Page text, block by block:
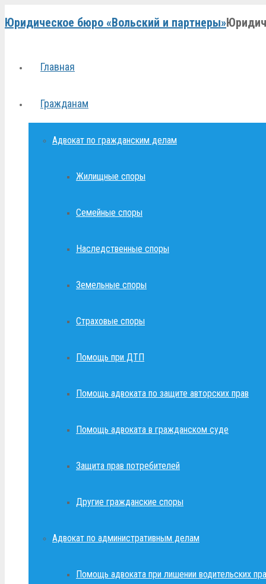
Юридическое бюро «Вольский и партнеры»
Главная
Гражданам
Адвокат по гражданским делам
Жилищные споры
Семейные споры
Наследственные споры
Земельные споры
Страховые споры
Помощь при ДТП
Помощь адвоката по защите авторских прав
Помощь адвоката в гражданском суде
Защита прав потребителей
Другие гражданские споры
Адвокат по административным делам
Помощь адвоката при лишении водительских